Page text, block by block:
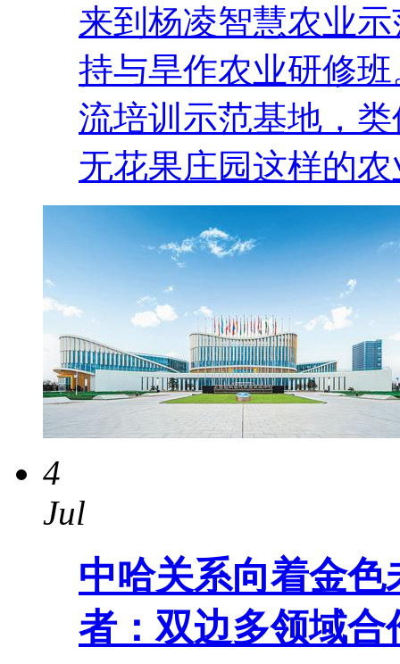
来到杨凌智慧农业
持与旱作农业研修
流培训示范基地，
无花果庄园这样的
4
Jul
中哈关系向着金
者：双边多领域合